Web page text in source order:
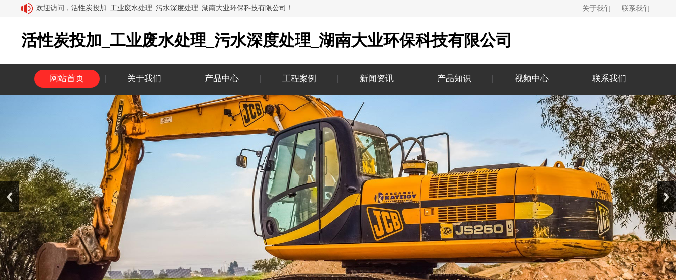
欢迎访问，活性炭投加_工业废水处理_污水深度处理_湖南大业环保科技有限公司！ 关于我们 联系我们
活性炭投加_工业废水处理_污水深度处理_湖南大业环保科技有限公司
网站首页 关于我们 产品中心 工程案例 新闻资讯 产品知识 视频中心 联系我们